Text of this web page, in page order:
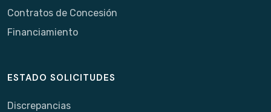
Contratos de Concesión
Financiamiento
ESTADO SOLICITUDES
Discrepancias